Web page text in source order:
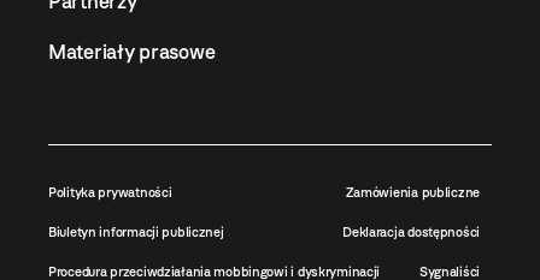
Materiały prasowe
Polityka prywatności Zamówienia publiczne
Biuletyn informacji publicznej Deklaracja dostępności
Procedura przeciwdziałania mobbingowi i dyskryminacji Sygnaliści